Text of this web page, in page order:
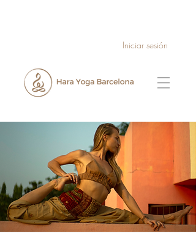
Iniciar sesión